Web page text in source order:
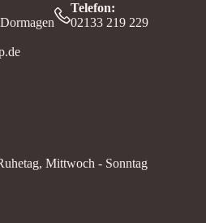
Telefon:
02133 219 229
Mittwoch - Sonntag